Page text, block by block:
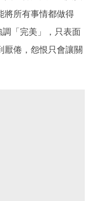
將所有事情都做得
「完美」，只表面
厭倦，怨恨只會讓關